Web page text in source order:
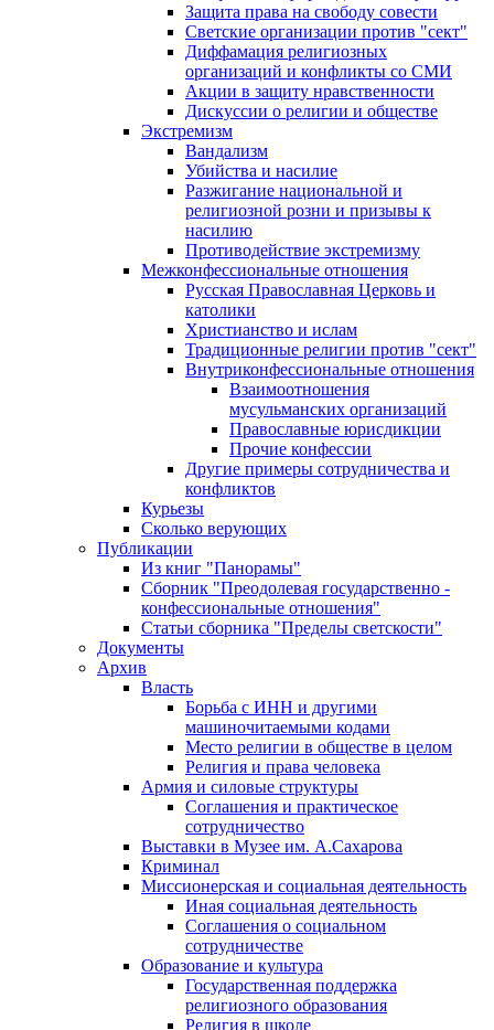
Защита права на свободу совести
Светские организации против "сект"
Диффамация религиозных
организаций и конфликты со СМИ
Акции в защиту нравственности
Дискуссии о религии и обществе
Экстремизм
Вандализм
Убийства и насилие
Разжигание национальной и
религиозной розни и призывы к
насилию
Противодействие экстремизму
Межконфессиональные отношения
Русская Православная Церковь и
католики
Христианство и ислам
Традиционные религии против "сект"
Внутриконфессиональные отношения
Взаимоотношения
мусульманских организаций
Православные юрисдикции
Прочие конфессии
Другие примеры сотрудничества и
конфликтов
Курьезы
Сколько верующих
Публикации
Из книг "Панорамы"
Сборник "Преодолевая государственно -
конфессиональные отношения"
Статьи сборника "Пределы светскости"
Документы
Архив
Власть
Борьба с ИНН и другими
машиночитаемыми кодами
Место религии в обществе в целом
Религия и права человека
Армия и силовые структуры
Соглашения и практическое
сотрудничество
Выставки в Музее им. А.Сахарова
Криминал
Миссионерская и социальная деятельность
Иная социальная деятельность
Соглашения о социальном
сотрудничестве
Образование и культура
Государственная поддержка
религиозного образования
Религия в школе